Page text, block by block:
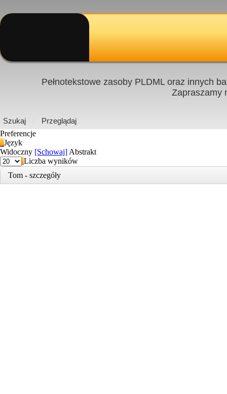
Pełnotekstowe zasoby PLDML oraz innych
Zapraszamy
Szukaj
Przeglądaj
Preferencje
Język
Widoczny [Schowaj] Abstrakt
Liczba wyników
Tom - szczegóły